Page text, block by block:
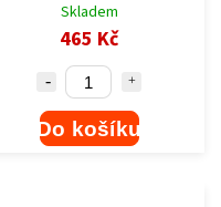
Skladem
465 Kč
Do košíku